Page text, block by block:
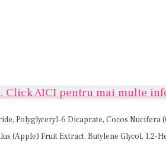
Click AICI pentru mai multe
Polyglyceryl-6 Dicaprate, Cocos
(Apple) Fruit Extract, Butylene Glycol, 1,2-